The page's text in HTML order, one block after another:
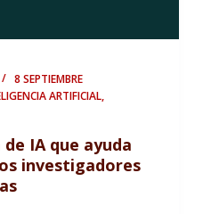
8 SEPTIEMBRE
ARTIFICIAL,
IA que ayuda
investigadores